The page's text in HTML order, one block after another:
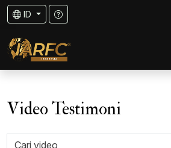
ID
Video Testimoni